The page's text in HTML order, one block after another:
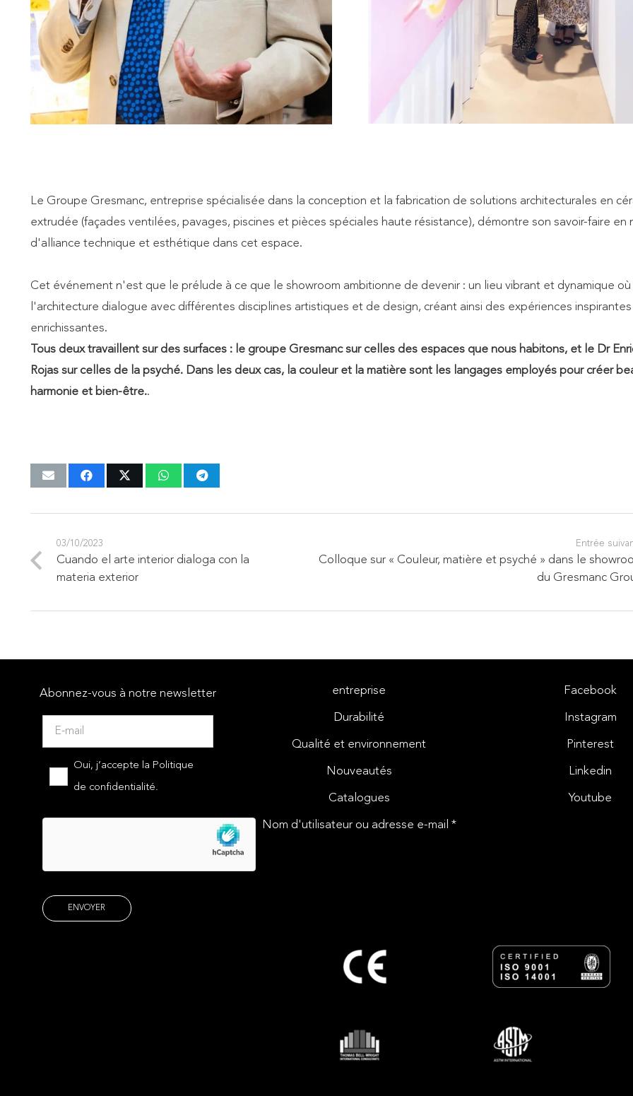
Le Groupe Gresmanc, entreprise spécialisée dans la conception et la fabrication de solutions architecturales en
extrudée (façades ventilées, pavages, piscines et pièces spéciales haute résistance), démontre son savoir-faire en
d'alliance technique et esthétique dans cet espace.
Cet événement n'est que le prélude à ce que le showroom ambitionne de devenir : un lieu vibrant et dynamique où
l'architecture dialogue avec différentes disciplines artistiques et de design, créant ainsi des expériences
enrichissantes.
Tous deux travaillent sur des surfaces : le groupe Gresmanc sur celles des espaces que nous habitons, et le Dr
Rojas sur celles de la psyché. Dans les deux cas, la couleur et la matière sont les langages employés pour créer
harmonie et bien-être..
03/10/2023
Cuando el arte interior dialoga con la
materia exterior
Entrée
Colloque sur « Couleur, matière et psyché » dans le
du Gresmanc
Abonnez-vous à notre newsletter
Oui, j’accepte la Politique
de confidentialité.
entreprise
Durabilité
Qualité et environnement
Nouveautés
Catalogues
Nom d'utilisateur ou adresse e-mail *
Facebook
Instagram
Pinterest
Linkedin
Youtube